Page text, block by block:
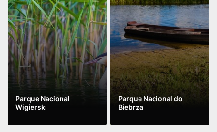
Parque Nacional
Wigierski
Ver mais
Parque Nacional do
Biebrza
Ver mais